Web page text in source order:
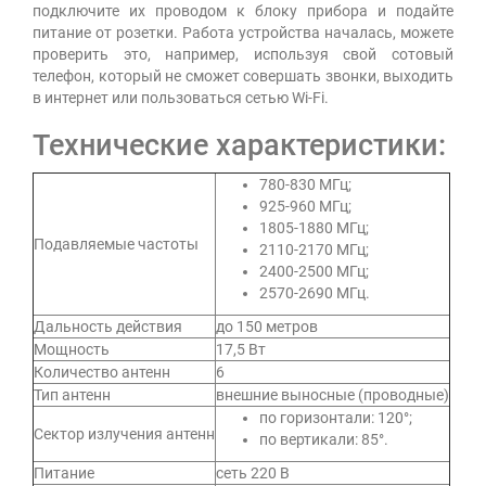
подключите их проводом к блоку прибора и подайте
питание от розетки. Работа устройства началась, можете
проверить это, например, используя свой сотовый
телефон, который не сможет совершать звонки, выходить
в интернет или пользоваться сетью Wi-Fi.
Технические характеристики:
Подавляемые частоты
780-830 МГц;
925-960 МГц;
1805-1880 МГц;
2110-2170 МГц;
2400-2500 МГц;
2570-2690 МГц.
Дальность действия
до 150 метров
Мощность
17,5 Вт
Количество антенн
6
Тип антенн
внешние выносные (проводные)
Сектор излучения антенн
по горизонтали: 120°;
по вертикали: 85°.
Питание
сеть 220 В